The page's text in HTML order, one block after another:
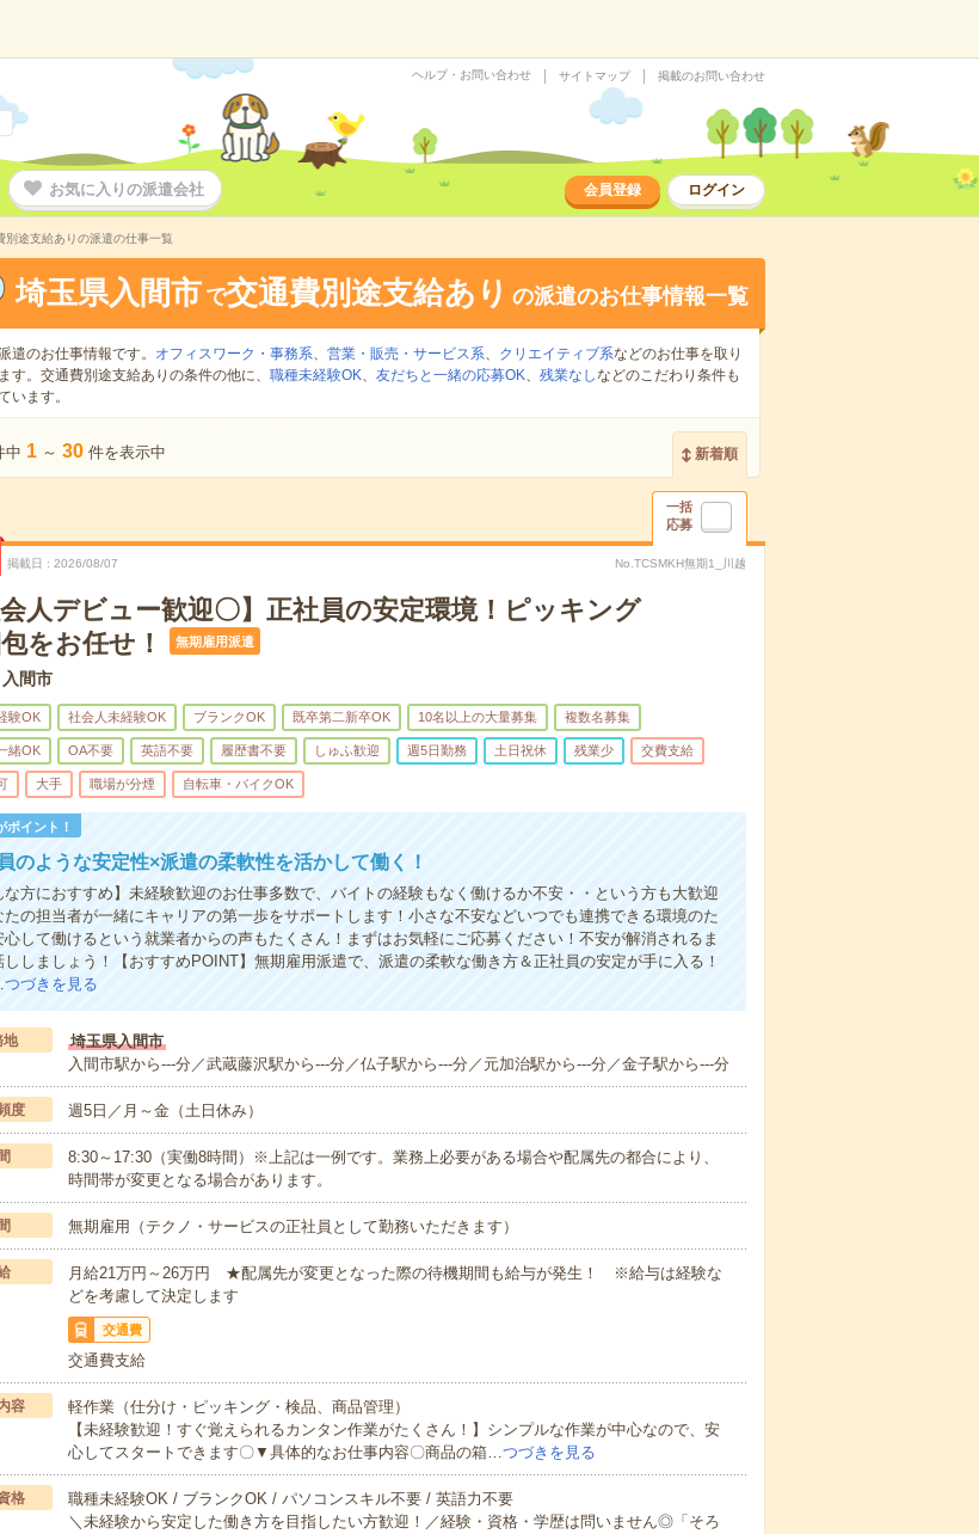
ヘルプ・お問い合わせ サイトマップ 掲載のお問い合わせ
お気に入りの派遣会社 会員登録 ログイン
別途支給ありの派遣の仕事一覧
埼玉県入間市 で交通費別途支給あり の派遣のお仕事情報一覧
遣のお仕事情報です。 オフィスワーク・事務系、 営業・販売・サービス系、 クリエイティブ系などのお仕事を取り
す。交通費別途支給ありの条件の他に、 職種未経験OK、 友だちと一緒の応募OK、 残業なしなどのこだわり条件も
います。
中 1 ～ 30 件を表示中 新着順
一括
応募
掲載日 2026/08/07 No.TCSMKH無期1_川越
会人デビュー歓迎〇】正社員の安定環境！ピッキング
をお任せ！
無期雇用派遣
入間市
験OK 社会人未経験OK ブランクOK 既卒第二新卒OK 10名以上の大量募集 複数名募集
緒OK OA不要 英語不要 履歴書不要 しゅふ歓迎 週5日勤務 土日祝休 残業少 交費支給
大手 職場が分煙 自転車・バイクOK
ポイント！
のような安定性×派遣の柔軟性を活かして働く！
な方におすすめ】未経験歓迎のお仕事多数で、バイトの経験もなく働けるか不安・・という方も大歓迎
たの担当者が一緒にキャリアの第一歩をサポートします！小さな不安などいつでも連携できる環境のた
心して働けるという就業者からの声もたくさん！まずはお気軽にご応募ください！不安が解消されるま
ししましょう！【おすすめPOINT】無期雇用派遣で、派遣の柔軟な働き方＆正社員の安定が手に入る！
つづきを見る
地
埼玉県入間市
入間市駅から---分／武蔵藤沢駅から---分／仏子駅から---分／元加治駅から---分／金子駅から---分
度 週5日／月～金（土日休み）
8:30～17:30（実働8時間）※上記は一例です。業務上必要がある場合や配属先の都合により、
時間帯が変更となる場合があります。
無期雇用（テクノ・サービスの正社員として勤務いただきます）
月給21万円～26万円 ★配属先が変更となった際の待機期間も給与が発生！ ※給与は経験な
どを考慮して決定します
交通費
交通費支給
容
軽作業（仕分け・ピッキング・検品、商品管理）
【未経験歓迎！すぐ覚えられるカンタン作業がたくさん！】シンプルな作業が中心なので、安
心してスタートできます〇▼具体的なお仕事内容〇商品の箱…つづきを見る
格
職種未経験OK / ブランクOK / パソコンスキル不要 / 英語力不要
＼未経験から安定した働き方を目指したい方歓迎！／経験・資格・学歴は問いません◎「そろ